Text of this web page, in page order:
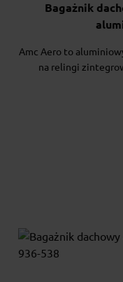
Bagażnik
Amc Aero to
na relingi